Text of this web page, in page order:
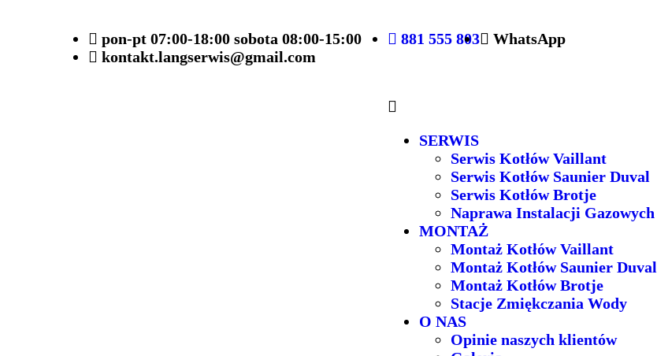
pon-pt 07:00-18:00 sobota 08:00-15:00
kontakt.langserwis@gmail.com
881 555 803 WhatsApp
SERWIS
Serwis Kotłów Vaillant
Serwis Kotłów Saunier Duval
Serwis Kotłów Brotje
Naprawa Instalacji Gazowych
MONTAŻ
Montaż Kotłów Vaillant
Montaż Kotłów Saunier Duval
Montaż Kotłów Brotje
Stacje Zmiękczania Wody
O NAS
Opinie naszych klientów